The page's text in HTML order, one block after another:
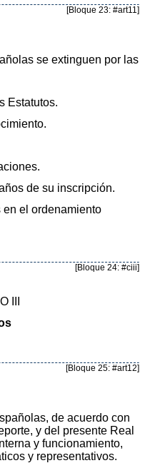
[Bloque 23: #art11]
se extinguen por las
Estatutos.
de su inscripción.
en el ordenamiento
[Bloque 24: #ciii]
III
[Bloque 25: #art12]
de acuerdo con
y del presente Real
y funcionamiento,
y representativos.